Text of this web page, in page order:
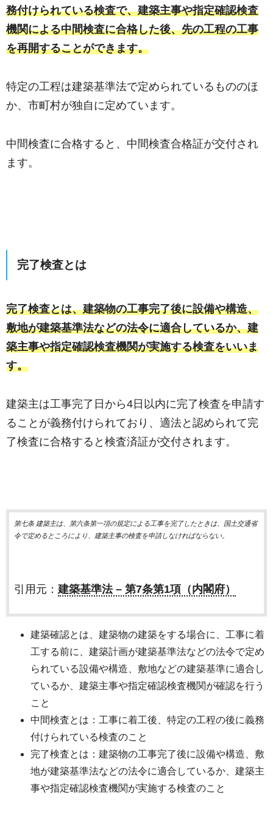
務付けられている検査で、建築主事や指定確認検査
機関による中間検査に合格した後、先の工程の工事
を再開することができます。
特定の工程は建築基準法で定められているもののほ
か、市町村が独自に定めています。
中間検査に合格すると、中間検査合格証が交付され
ます。
完了検査とは
完了検査とは、建築物の工事完了後に設備や構造、
敷地が建築基準法などの法令に適合しているか、建
築主事や指定確認検査機関が実施する検査をいいま
す。
建築主は工事完了日から4日以内に完了検査を申請す
ることが義務付けられており、適法と認められて完
了検査に合格すると検査済証が交付されます。
第七条 建築主は、第六条第一項の規定による工事を完了したときは、国土交通省
令で定めるところにより、建築主事の検査を申請しなければならない。
引用元： 建築基準法 – 第7条第1項（内閣府）
建築確認とは、建築物の建築をする場合に、工事に着
工する前に、建築計画が建築基準法などの法令で定め
られている設備や構造、敷地などの建築基準に適合し
ているか、建築主事や指定確認検査機関が確認を行う
こと
中間検査とは：工事に着工後、特定の工程の後に義務
付けられている検査のこと
完了検査とは：建築物の工事完了後に設備や構造、敷
地が建築基準法などの法令に適合しているか、建築主
事や指定確認検査機関が実施する検査のこと